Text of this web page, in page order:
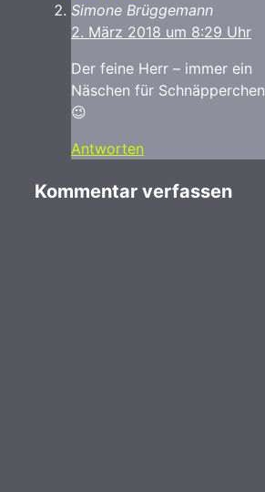
Simone Brüggemann
2. März 2018 um 8:29 Uhr
Der feine Herr – immer ein
Näschen für Schnäpperchen
😉
Antworten
Kommentar verfassen